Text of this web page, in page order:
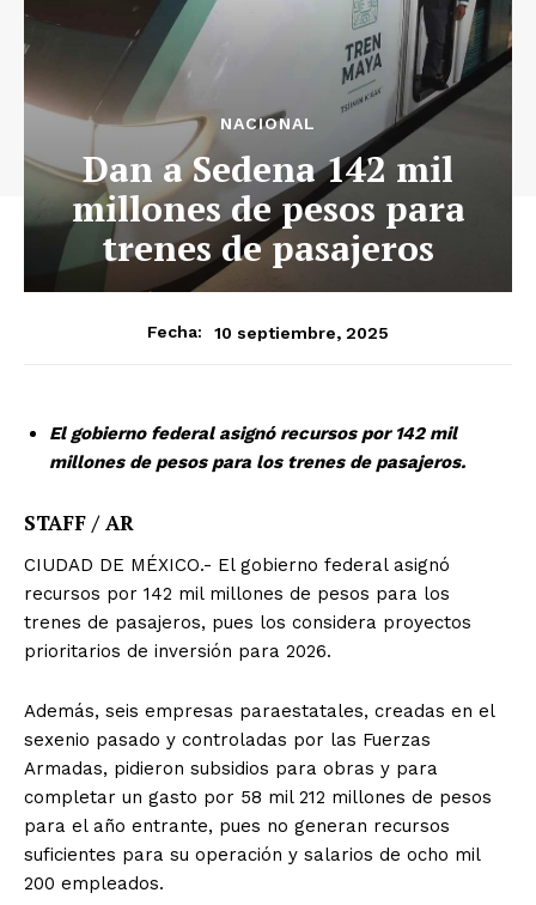
NACIONAL
Dan a Sedena 142 mil
millones de pesos para
trenes de pasajeros
Fecha: 10 septiembre, 2025
El gobierno federal asignó recursos por 142 mil
millones de pesos para los trenes de pasajeros.
STAFF / AR
CIUDAD DE MÉXICO.- El gobierno federal asignó
recursos por 142 mil millones de pesos para los
trenes de pasajeros, pues los considera proyectos
prioritarios de inversión para 2026.
Además, seis empresas paraestatales, creadas en el
sexenio pasado y controladas por las Fuerzas
Armadas, pidieron subsidios para obras y para
completar un gasto por 58 mil 212 millones de pesos
para el año entrante, pues no generan recursos
suficientes para su operación y salarios de ocho mil
200 empleados.